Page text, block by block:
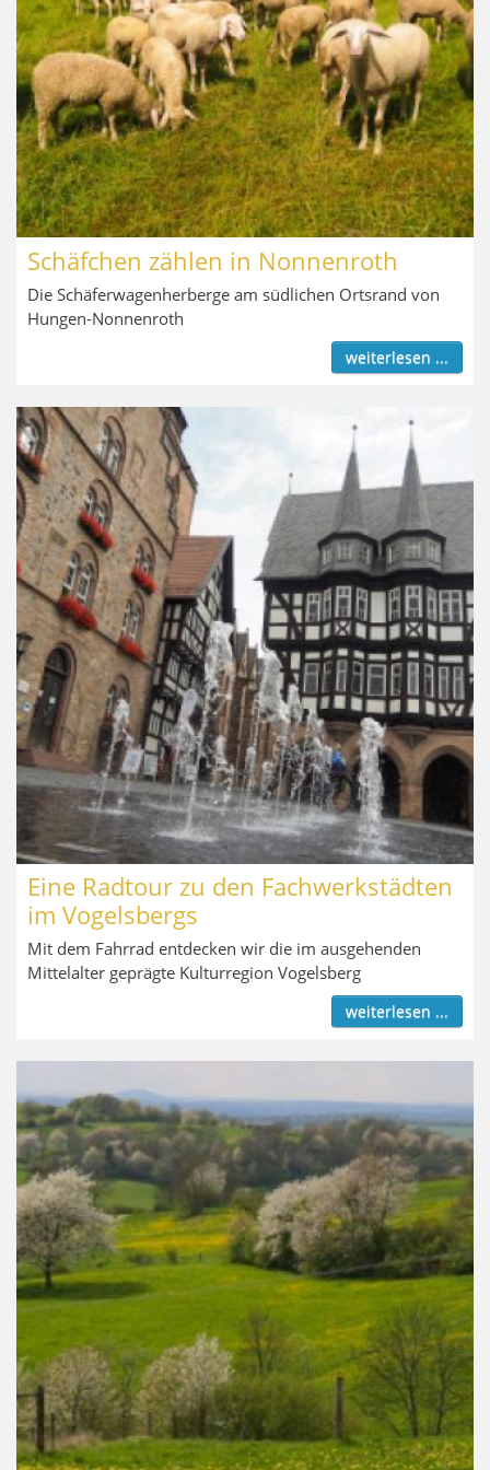
Schäfchen zählen in Nonnenroth
Die Schäferwagenherberge am südlichen Ortsrand von
Hungen-Nonnenroth
weiterlesen ...
Eine Radtour zu den Fachwerkstädten
im Vogelsbergs
Mit dem Fahrrad entdecken wir die im ausgehenden
Mittelalter geprägte Kulturregion Vogelsberg
weiterlesen ...